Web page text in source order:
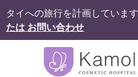
タイへの旅行を計画していま
たは お問い合わせ